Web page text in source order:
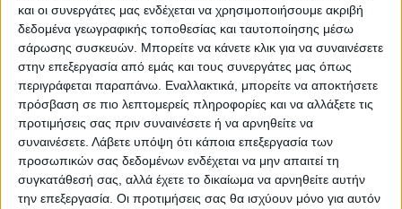
και οι συνεργάτες μας ενδέχεται να χρησιμοποιήσουμε ακριβή
δεδομένα γεωγραφικής τοποθεσίας και ταυτοποίησης μέσω
σάρωσης συσκευών. Μπορείτε να κάνετε κλικ για να συναινέσετε
στην επεξεργασία από εμάς και τους συνεργάτες μας όπως
περιγράφεται παραπάνω. Εναλλακτικά, μπορείτε να αποκτήσετε
πρόσβαση σε πιο λεπτομερείς πληροφορίες και να αλλάξετε τις
προτιμήσεις σας πριν συναινέσετε ή να αρνηθείτε να
συναινέσετε. Λάβετε υπόψη ότι κάποια επεξεργασία των
προσωπικών σας δεδομένων ενδέχεται να μην απαιτεί τη
συγκατάθεσή σας, αλλά έχετε το δικαίωμα να αρνηθείτε αυτήν
την επεξεργασία. Οι προτιμήσεις σας θα ισχύουν μόνο για αυτόν
πάγκων, προπονητής με ανεκτίμητη πορεία,
τίτλους και τεράστια συμβολή στο ελληνικό
μπάσκετ. Η σοφία και το πάθος του
μεταδίδονται άμεσα σε κάθε νεαρό αθλητή.
Μαθαίνουμε από τους καλύτερους.
Εμπνεόμαστε για να φτάσουμε ψηλότερα.